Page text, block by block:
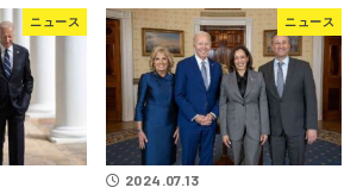
ニュース ニュース
2024.07.13